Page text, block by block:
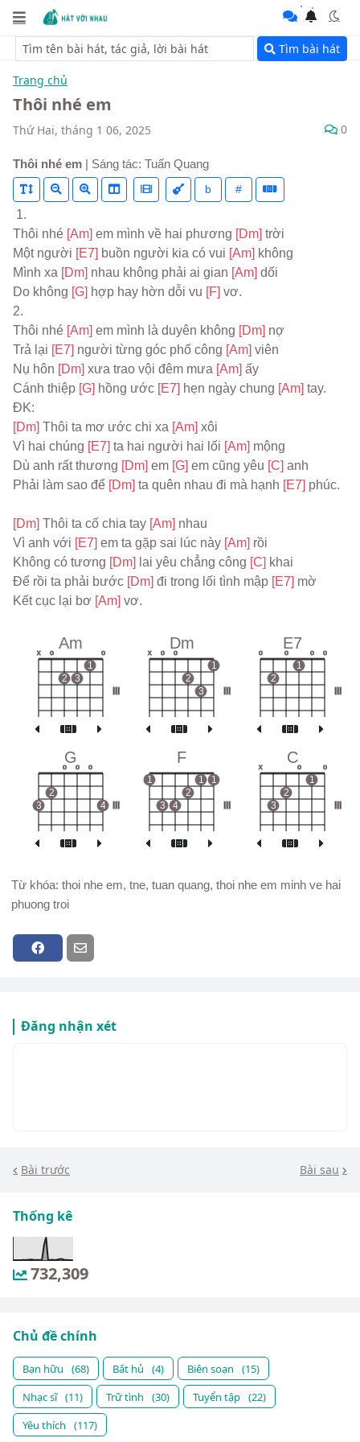
Tìm bài hát
Trang chủ
Thôi nhé em
Thứ Hai, tháng 1 06, 2025 0
Thôi nhé em | Sáng tác: Tuấn Quang
b #
1.
Thôi nhé [Am] em mình về hai phương [Dm] trời
Một người [E7] buồn người kia có vui [Am] không
Mình xa [Dm] nhau không phải ai gian [Am] dối
Do không [G] hợp hay hờn dỗi vu [F] vơ.
2.
Thôi nhé [Am] em mình là duyên không [Dm] nợ
Trả lại [E7] người từng góc phố công [Am] viên
Nụ hôn [Dm] xưa trao vội đêm mưa [Am] ấy
Cánh thiệp [G] hồng ước [E7] hẹn ngày chung [Am] tay.
ĐK:
[Dm] Thôi ta mơ ước chi xa [Am] xôi
Vì hai chúng [E7] ta hai người hai lối [Am] mộng
Dù anh rất thương [Dm] em [G] em cũng yêu [C] anh
Phải làm sao để [Dm] ta quên nhau đi mà hạnh [E7] phúc.
[Dm] Thôi ta cố chia tay [Am] nhau
Vì anh với [E7] em ta gặp sai lúc này [Am] rồi
Không có tương [Dm] lai yêu chẳng công [C] khai
Để rồi ta phải bước [Dm] đi trong lối tình mập [E7] mờ
Kết cục lại bơ [Am] vơ.
Am
x o
2 3
1
o
Dm
x o o
2
3
1
E7
o
2
o
1
o o
G
3
2
o o o
4
F
1
3 4
2
1 1
C
x
3
2
o
1
o
Từ khóa: thoi nhe em, tne, tuan quang, thoi nhe em minh ve hai
phuong troi
Đăng nhận xét
Bài trước Bài sau
Thống kê
732,309
Chủ đề chính
Bạn hữu (68) Bất hủ (4) Biên soạn
(15)
Nhạc sĩ (11) Trữ tình (30) Tuyển tập (22)
Yêu thích
(117)